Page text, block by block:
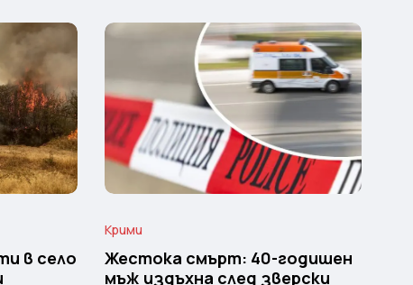
в село
Крими
Жестока смърт: 40-годишен
мъж издъхна след зверски